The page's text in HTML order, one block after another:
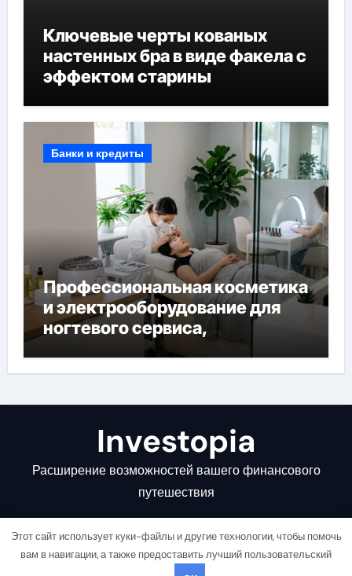
Ключевые черты кованых
настенных бра в виде факела с
эффектом старины
Банки и кредиты
Профессиональная косметика
и электрооборудование для
ногтевого сервиса,
наращивания ресниц и
депиляции
Investopia
Расширение возможностей вашего финансового
путешествия
Этот сайт использует куки-файлы и другие технологии, чтобы помочь
вам в навигации, а также предоставить лучший пользовательский